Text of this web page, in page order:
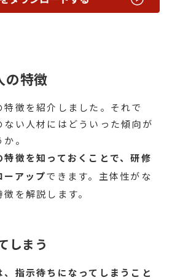
の特徴
徴を紹介しました。それで
ない人材にはどういった傾向が
。
徴を知っておくことで、研修
ーアップできます。主体性がな
を解説します。
しまう
指示待ちになってしまうこと